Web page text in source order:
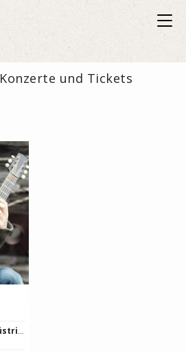
Konzerte und Tickets
09.10.26 / Wustrow OT Güstritz